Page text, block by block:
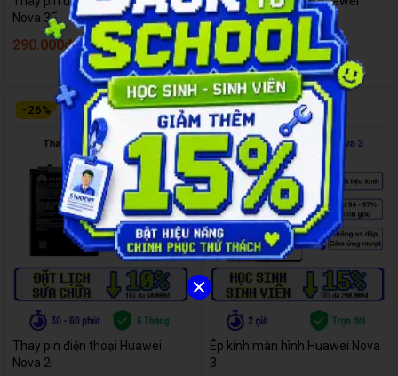
Nova 3E
290.000đ 390.000đ
Nova 3
290.000đ 390.000đ
- 26%
Thay pin điện thoại Huawei
Nova 2i
-32%
Ép kính màn hình Huawei Nova
3